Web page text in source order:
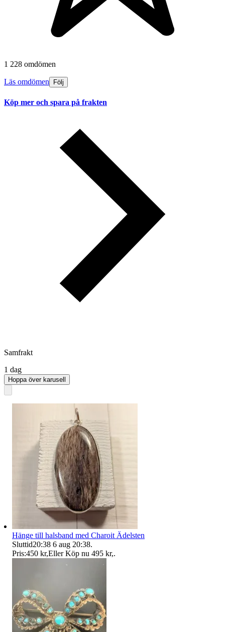
1 228 omdömen
Läs omdömen Följ
Köp mer och spara på frakten
Samfrakt
1 dag
Hoppa över karusell
Hänge till halsband med Charoit Ädelsten
Sluttid20:38 6 aug 20:38.
Pris:450 kr,Eller Köp nu 495 kr,.